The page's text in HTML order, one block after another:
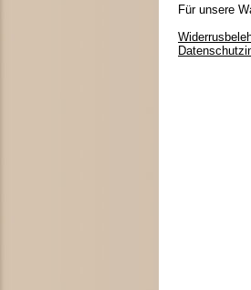
Für unsere